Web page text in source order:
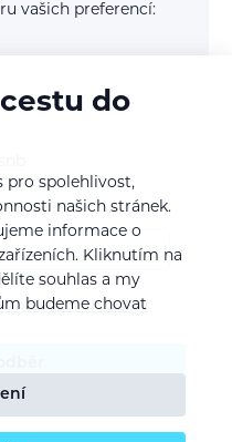
vašich preferencí:
osobních údajů
do
pro spolehlivost,
našich stránek.
informace o
Kliknutím na
souhlas a my
budeme chovat